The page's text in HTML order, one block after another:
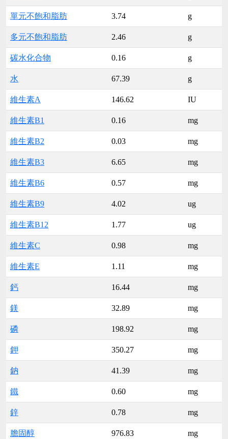
單元不飽和脂肪 3.74 g
多元不飽和脂肪 2.46 g
碳水化合物 0.16 g
水 67.39 g
維生素A 146.62 IU
維生素B1 0.16 mg
維生素B2 0.03 mg
維生素B3 6.65 mg
維生素B6 0.57 mg
維生素B9 4.02 ug
維生素B12 1.77 ug
維生素C 0.98 mg
維生素E 1.11 mg
鈣 16.44 mg
鎂 32.89 mg
磷 198.92 mg
鉀 350.27 mg
鈉 41.39 mg
鐵 0.60 mg
鋅 0.78 mg
膽固醇 976.83 mg